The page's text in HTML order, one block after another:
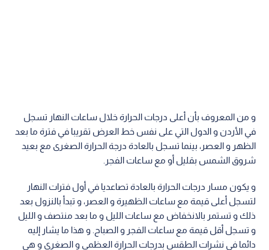
و من المعروف بأن أعلى درجات الحرارة خلال ساعات النهار تسجل
في الأردن و الدول التي على نفس خط العرض تقريبا في فترة ما بعد
الظهر و العصر، بينما تسجل بالعادة درجة الحرارة الصغرى مع بعيد
شروق الشمس بقليل أو مع ساعات الفجر.
و يكون مسار درجات الحرارة بالعادة تصاعديا في أول فترات النهار
لتسجل أعلى قيمة مع ساعات الظهيرة و العصر، و تبدأ بالنزول بعد
ذلك و تستمر بالانخفاض مع ساعات الليل و ما بعد منتصف و الليل
و تسجل أقل قيمة مع ساعات الفجر و الصباح. و هذا ما يشار إليه
دائما في نشرات الطقس بدرجات الحرارة العظمى و الصغرى و هي